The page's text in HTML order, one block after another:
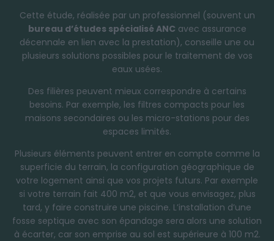
Cette étude, réalisée par un professionnel (souvent un
bureau d’études spécialisé ANC avec assurance
décennale en lien avec la prestation), conseille une ou
plusieurs solutions possibles pour le traitement de vos
eaux usées.
Des filières peuvent mieux correspondre à certains
besoins. Par exemple, les filtres compacts pour les
maisons secondaires ou les micro-stations pour des
espaces limités.
Plusieurs éléments peuvent entrer en compte comme la
superficie du terrain, la configuration géographique de
votre logement ainsi que vos projets futurs. Par exemple
si votre terrain fait 400 m2, et que vous envisagez, plus
tard, y faire construire une piscine. L’installation d’une
fosse septique avec son épandage sera alors une solution
à écarter, car son emprise au sol est supérieure à 100 m2.